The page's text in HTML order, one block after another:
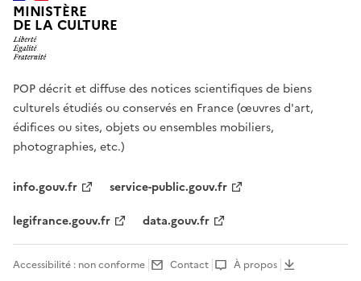
MINISTÈRE
DE LA CULTURE
POP décrit et diffuse des notices scientifiques de biens
culturels étudiés ou conservés en France (œuvres d'art,
édifices ou sites, objets ou ensembles mobiliers,
photographies, etc.)
info.gouv.fr
service-public.gouv.fr
legifrance.gouv.fr
data.gouv.fr
Accessibilité : non conforme Contact À propos